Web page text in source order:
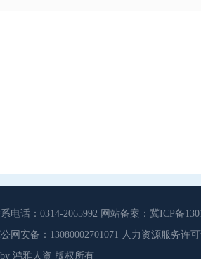
话：0314-2065992 网站备案：冀ICP备
网安备：13080002701071 人力资源服务许
by 鸿雅人资 版权所有